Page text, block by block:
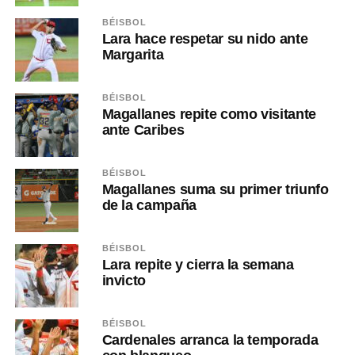
BÉISBOL
Lara hace respetar su nido ante
Margarita
BÉISBOL
Magallanes repite como visitante
ante Caribes
BÉISBOL
Magallanes suma su primer triunfo
de la campaña
BÉISBOL
Lara repite y cierra la semana
invicto
BÉISBOL
Cardenales arranca la temporada